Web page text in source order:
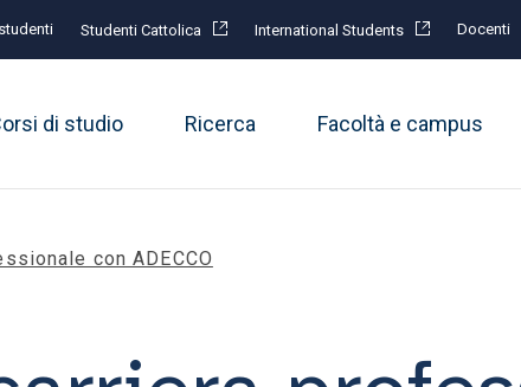
Studenti Cattolica International Students Docenti
di studio Ricerca Facoltà e campus
con ADECCO